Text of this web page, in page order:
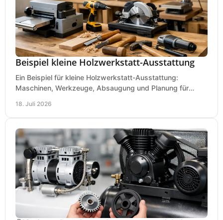
Beispiel kleine Holzwerkstatt-Ausstattung
Ein Beispiel für kleine Holzwerkstatt-Ausstattung:
Maschinen, Werkzeuge, Absaugung und Planung für
18. Juli 2026